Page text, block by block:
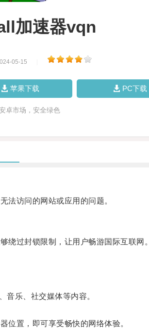
加速器vqn
05-15
苹果下载 PC下载
卓市场，安全绿色
访问的网站或应用的问题。
过封锁限制，让用户畅游国际互联网。
乐、社交媒体等内容。
置，即可享受畅快的网络体验。